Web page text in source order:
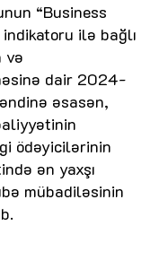
“Business
indikatoru ilə bağlı
və
dair 2024-
əsasən,
ödəyicilərinin
ən yaxşı
mübadiləsinin